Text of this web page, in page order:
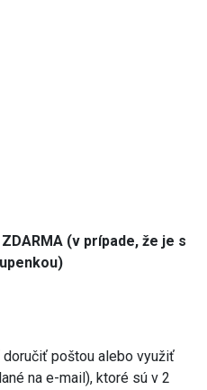
(v prípade, že je s
poštou alebo využiť
na e-mail), ktoré sú v 2